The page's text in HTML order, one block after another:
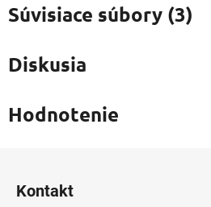
Súvisiace súbory (3)
Diskusia
Hodnotenie
Kontakt